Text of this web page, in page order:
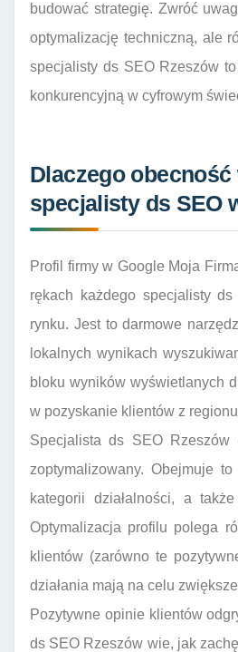
budować strategię. Zwróć
optymalizację techniczną, ale
specjalisty ds SEO Rzeszów
konkurencyjną w cyfrowym
Dlaczego
specjalisty ds SEO
Profil firmy w Google Moja
rękach każdego specjalisty
rynku. Jest to darmowe
lokalnych wynikach
bloku wyników wyświetlanych
w pozyskanie klientów z
Specjalista ds SEO
zoptymalizowany. Obejmuje
kategorii działalności, a
Optymalizacja profilu polega
klientów (zarówno te
działania mają na celu
Pozytywne opinie klientów
ds SEO Rzeszów wie, jak